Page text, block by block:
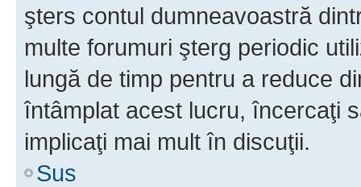
şters contul dumneavoastră
multe forumuri şterg periodic
lungă de timp pentru a reduce
întâmplat acest lucru, încercaţi
implicaţi mai mult în discuţii.
Sus